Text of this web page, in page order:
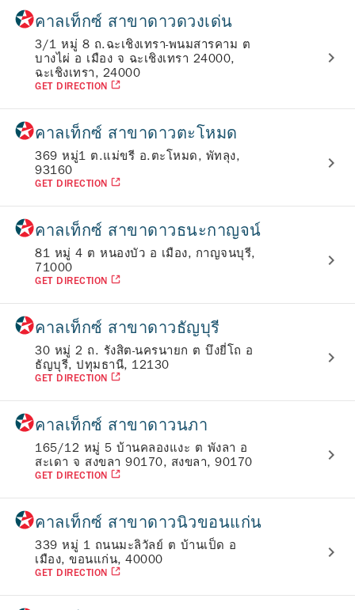
คาลเท็กซ์ สาขาดาวดวงเด่น
3/1 หมู่ 8 ถ.ฉะเชิงเทรา-พนมสารคาม ต
บางไผ่ อ เมือง จ ฉะเชิงเทรา 24000,
ฉะเชิงเทรา, 24000
GET DIRECTION
คาลเท็กซ์ สาขาดาวตะโหมด
369 หมู่1 ต.แม่ขรี อ.ตะโหมด, พัทลุง,
93160
GET DIRECTION
คาลเท็กซ์ สาขาดาวธนะกาญจน์
81 หมู่ 4 ต หนองบัว อ เมือง, กาญจนบุรี,
71000
GET DIRECTION
คาลเท็กซ์ สาขาดาวธัญบุรี
30 หมู่ 2 ถ. รังสิต-นครนายก ต บึงยี่โถ อ
ธัญบุรี, ปทุมธานี, 12130
GET DIRECTION
คาลเท็กซ์ สาขาดาวนภา
165/12 หมู่ 5 บ้านคลองแงะ ต พังลา อ
สะเดา จ สงขลา 90170, สงขลา, 90170
GET DIRECTION
คาลเท็กซ์ สาขาดาวนิวขอนแก่น
339 หมู่ 1 ถนนมะลิวัลย์ ต บ้านเป็ด อ
เมือง, ขอนแก่น, 40000
GET DIRECTION